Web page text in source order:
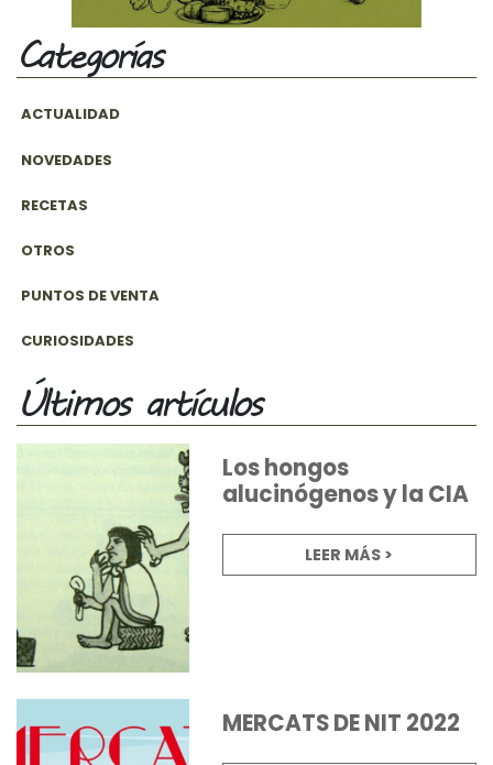
Categorías
ACTUALIDAD
NOVEDADES
RECETAS
OTROS
PUNTOS DE VENTA
CURIOSIDADES
Últimos artículos
Los hongos
alucinógenos y la CIA
LEER MÁS >
MERCATS DE NIT 2022